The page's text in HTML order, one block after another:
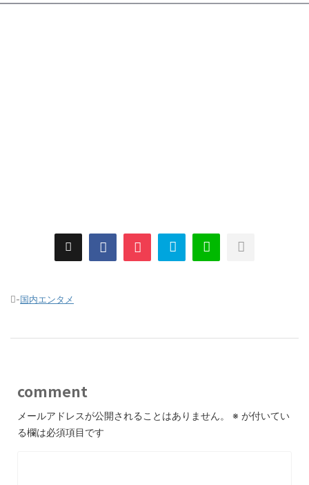
-国内エンタメ
comment
メールアドレスが公開されることはありません。 ※ が付いてい
る欄は必須項目です